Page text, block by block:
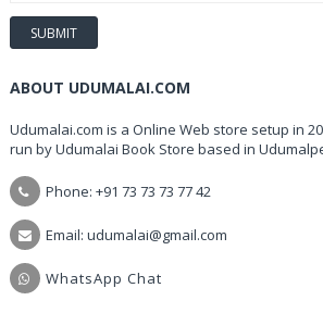
ABOUT UDUMALAI.COM
Udumalai.com is a Online Web store setup in
run by Udumalai Book Store based in
Phone: +91 73 73 73 77 42
Email: udumalai@gmail.com
WhatsApp Chat